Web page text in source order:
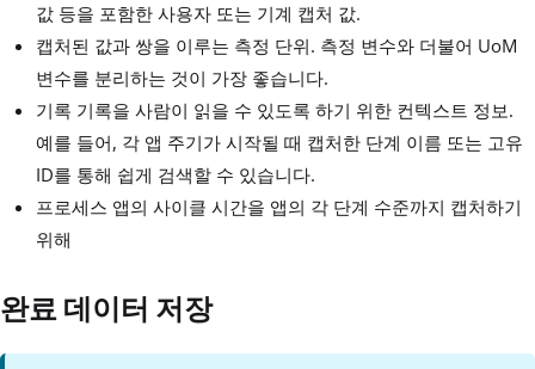
값 등을 포함한 사용자 또는 기계 캡처 값.
캡처된 값과 쌍을 이루는 측정 단위. 측정 변수와 더불어 UoM
변수를 분리하는 것이 가장 좋습니다.
기록 기록을 사람이 읽을 수 있도록 하기 위한 컨텍스트 정보.
예를 들어, 각 앱 주기가 시작될 때 캡처한 단계 이름 또는 고유
ID를 통해 쉽게 검색할 수 있습니다.
프로세스 앱의 사이클 시간을 앱의 각 단계 수준까지 캡처하기
위해
완료 데이터 저장